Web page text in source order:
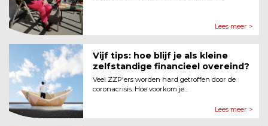
Lees meer >
Vijf tips: hoe blijf je als kleine
zelfstandige financieel overeind?
Veel ZZP'ers worden hard getroffen door de
coronacrisis. Hoe voorkom je...
Lees meer >